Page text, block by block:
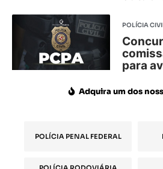
POLÍCIA
para
Adquira um dos
POLÍCIA PENAL FEDERAL